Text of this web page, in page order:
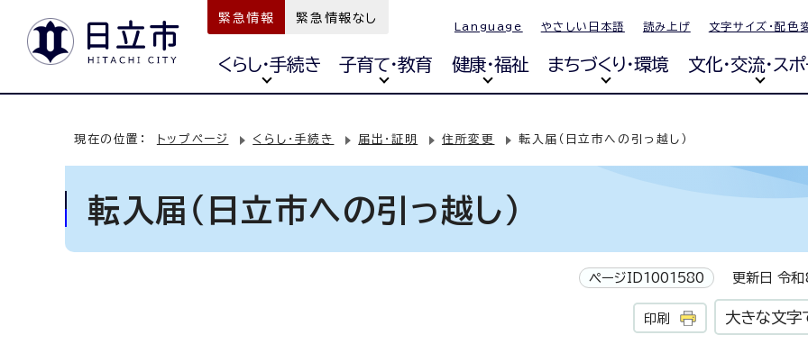
緊急情報 緊急情報なし
Language やさしい日本語 読み上げ 文字サイズ・配色
くらし・手続き 子育て・教育 健康・福祉 まちづくり・環境 文化・交流・ス
現在の位置： トップページ くらし・手続き 届出・証明 住所変更 転入届（日立市への引っ越し）
転入届（日立市への引っ越し）
ページID1001580 更新日 令和
印刷 大きな文字